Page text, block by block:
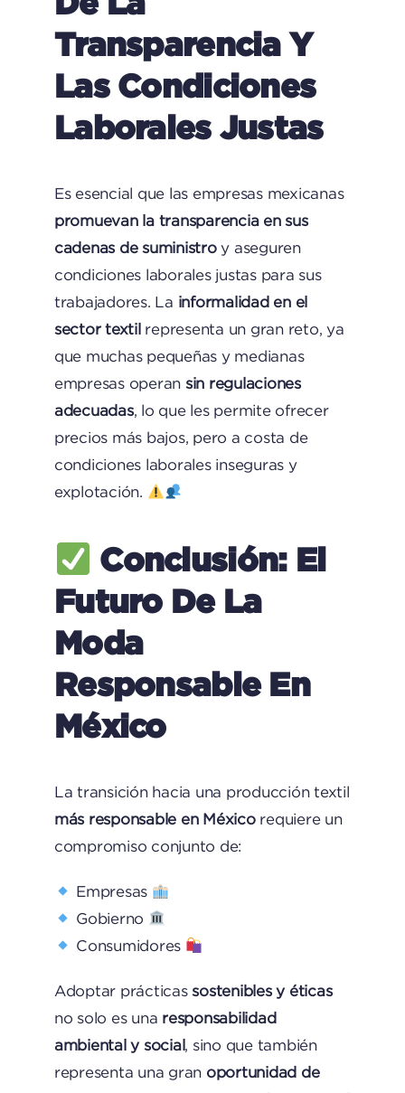
Transparencia Y
Las Condiciones
Laborales Justas
Es esencial que las empresas mexicanas
promuevan la transparencia en sus
cadenas de suministroy aseguren
condiciones laborales justas para sus
trabajadores. La informalidad en el
sector textil representa un gran reto, ya
que muchas pequeñas y medianas
empresas operan sin regulaciones
adecuadas, lo que les permite ofrecer
precios más bajos, pero a costa de
condiciones laborales inseguras y
explotación.
Conclusión: El
Futuro De La
Moda
Responsable En
México
La transición hacia una producción textil
más responsable en Méxicorequiere un
compromiso conjunto de:
Empresas
Gobierno
Consumidores
Adoptar prácticassostenibles y éticas
no solo es una responsabilidad
ambiental y social , sino que también
representa una gran oportunidad de